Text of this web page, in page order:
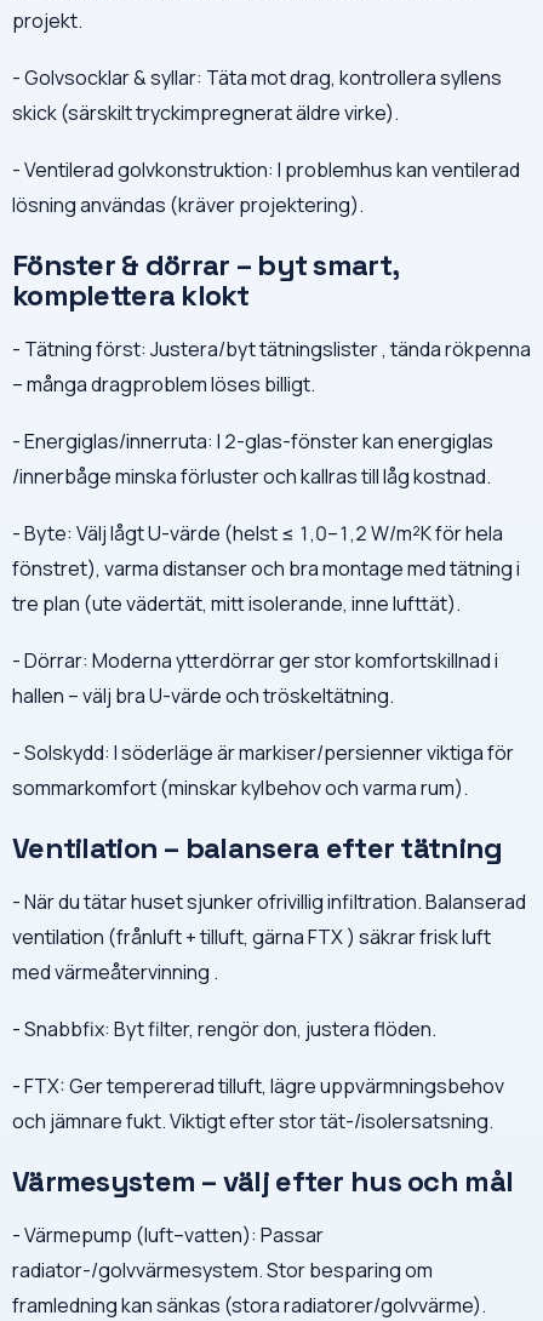
projekt.
- Golvsocklar & syllar: Täta mot drag, kontrollera syllens
skick (särskilt tryckimpregnerat äldre virke).
- Ventilerad golvkonstruktion: I problemhus kan ventilerad
lösning användas (kräver projektering).
Fönster & dörrar – byt smart,
komplettera klokt
- Tätning först: Justera/byt tätningslister , tända rökpenna
– många dragproblem löses billigt.
- Energiglas/innerruta: I 2-glas-fönster kan energiglas
/innerbåge minska förluster och kallras till låg kostnad.
- Byte: Välj lågt U-värde (helst ≤ 1,0–1,2 W/m²K för hela
fönstret), varma distanser och bra montage med tätning i
tre plan (ute vädertät, mitt isolerande, inne lufttät).
- Dörrar: Moderna ytterdörrar ger stor komfortskillnad i
hallen – välj bra U-värde och tröskeltätning.
- Solskydd: I söderläge är markiser/persienner viktiga för
sommarkomfort (minskar kylbehov och varma rum).
Ventilation – balansera efter tätning
- När du tätar huset sjunker ofrivillig infiltration. Balanserad
ventilation (frånluft + tilluft, gärna FTX ) säkrar frisk luft
med värmeåtervinning .
- Snabbfix: Byt filter, rengör don, justera flöden.
- FTX: Ger tempererad tilluft, lägre uppvärmningsbehov
och jämnare fukt. Viktigt efter stor tät-/isolersatsning.
Värmesystem – välj efter hus och mål
- Värmepump (luft–vatten): Passar
radiator-/golvvärmesystem. Stor besparing om
framledning kan sänkas (stora radiatorer/golvvärme).